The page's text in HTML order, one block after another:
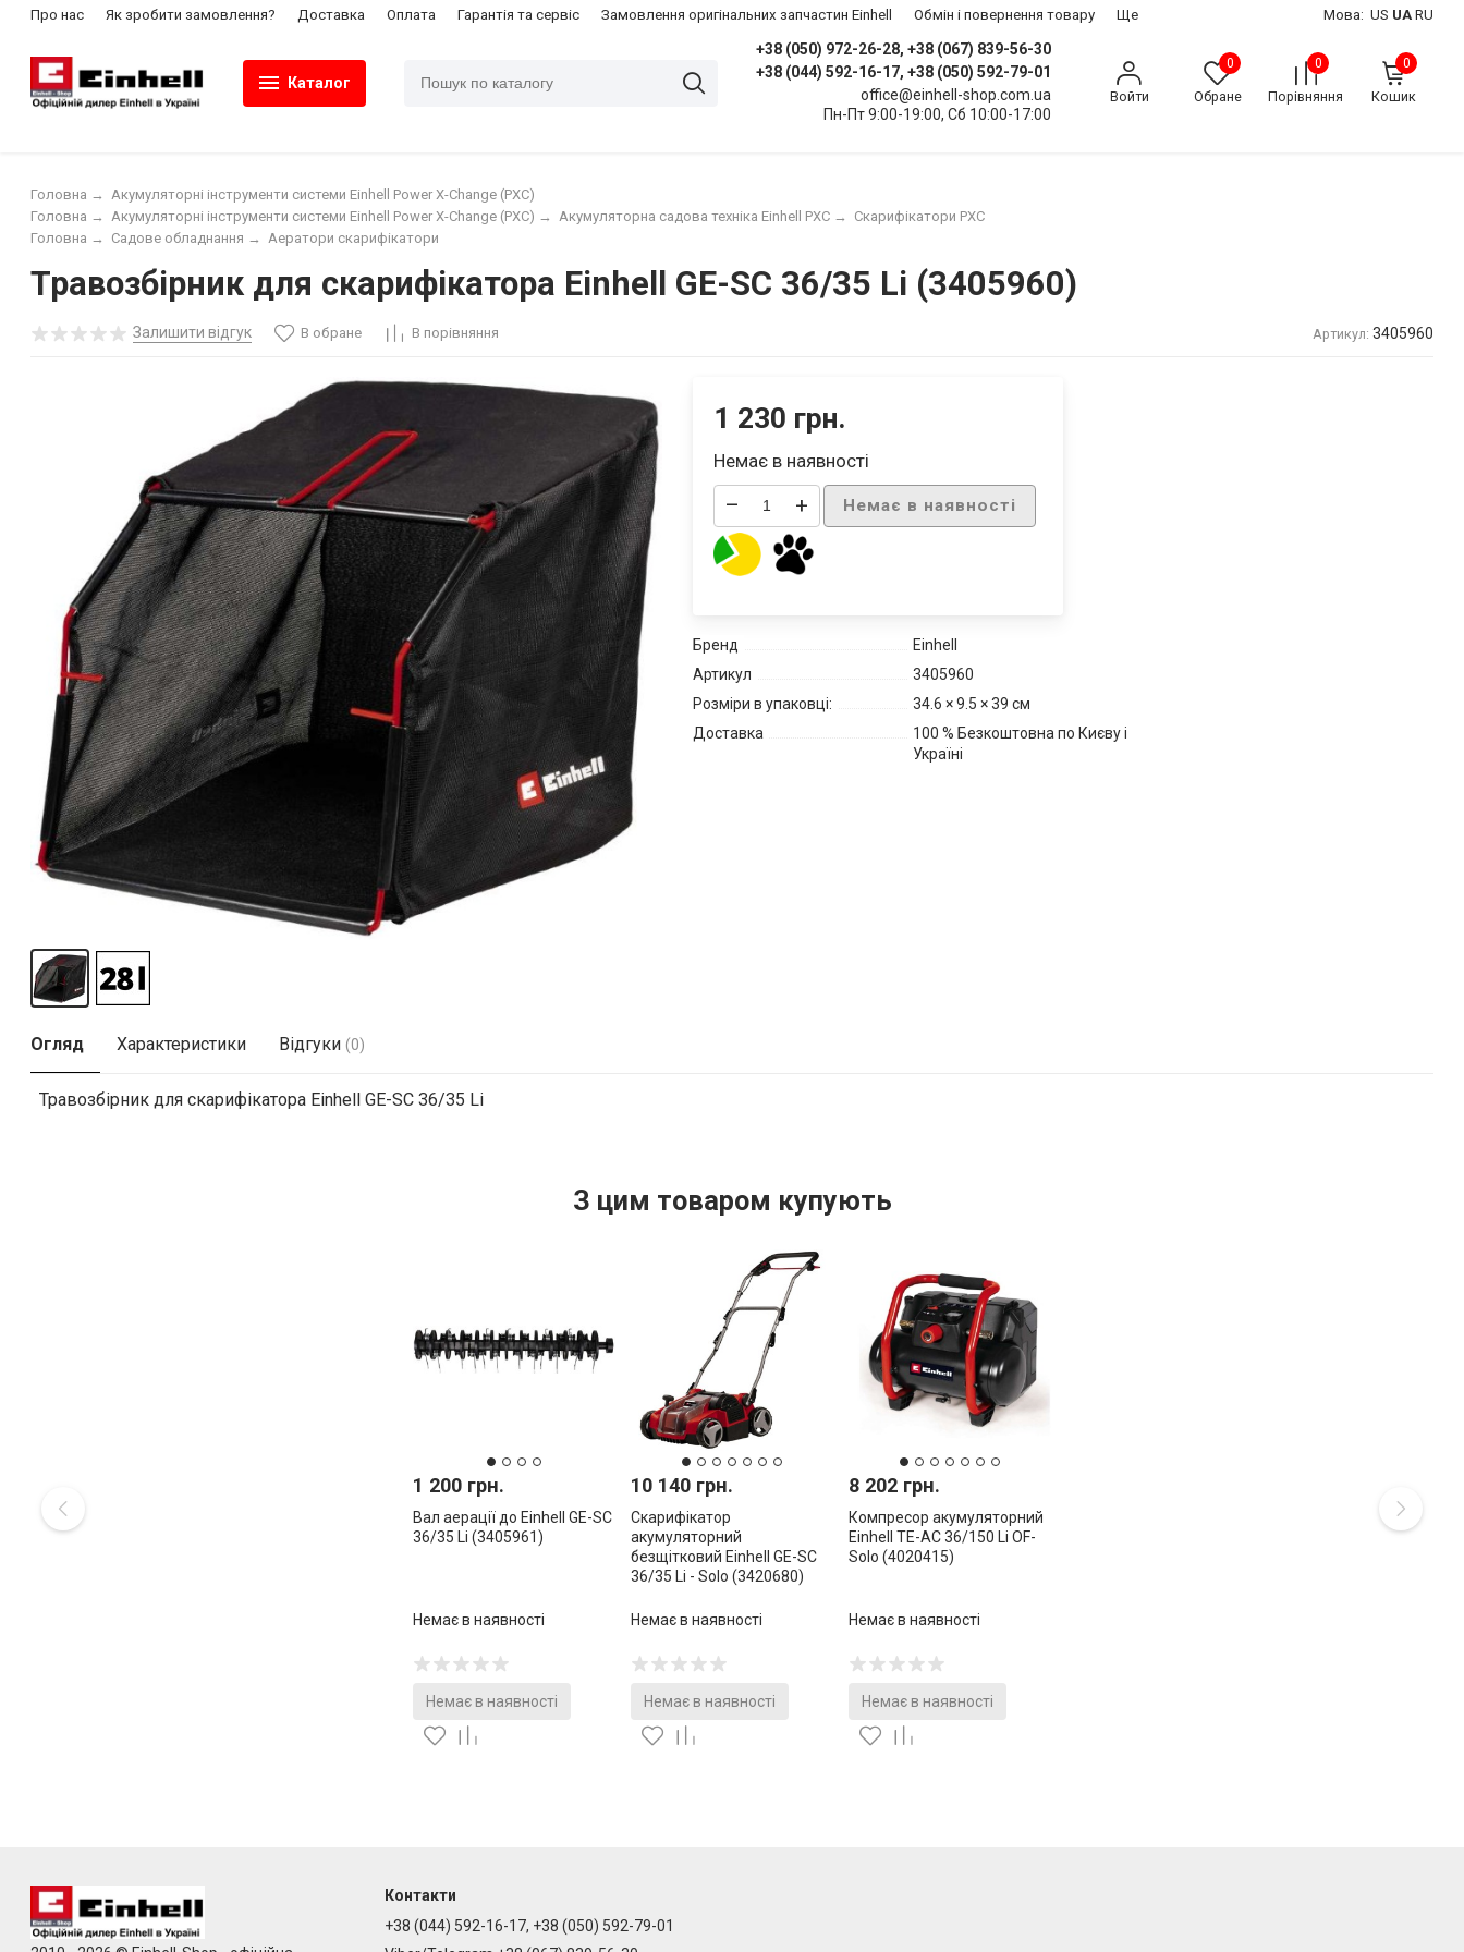
Про нас Як зробити замовлення? Доставка Оплата Гарантія та сервіс Замовлення оригінальних запчастин Einhell ​Обмін і повернення товару Ще Мова: US UA RU
Каталог
+38 (050) 972-26-28, +38 (067) 839-56-30
+38 (044) 592-16-17, +38 (050) 592-79-01
office@einhell-shop.com.ua
Пн-Пт 9:00-19:00, Сб 10:00-17:00
Войти
0
Обране
0
Порівняння
0
Кошик
Головна →
Акумуляторні інструменти системи Einhell Power X-Change (PXC)
Скарифікатори PXC
Акумуляторна садова техніка Einhell PXC →
Акумуляторні інструменти системи Einhell Power X-Change (PXC) →
Головна →
Аератори скарифікатори
Садове обладнання →
Головна →
Травозбірник для скарифікатора Einhell GE-SC 36/35 Li (3405960)
Залишити відгук В обране В порівняння Артикул: 3405960
1 230 грн.
Немає в наявності
– + Немає в наявності
Бренд
Einhell
Артикул
3405960
Розміри в упаковці:
34.6 × 9.5 × 39 см
Доставка
100 % Безкоштовна по Києву і
Україні
Огляд Характеристики Відгуки (0)
Травозбірник для скарифікатора Einhell GE-SC 36/35 Li
З цим товаром купують
1 200 грн.
Вал аерації до Einhell GE-SC
36/35 Li (3405961)
Немає в наявності
Немає в наявності
10 140 грн.
Скарифікатор
акумуляторний
безщітковий Einhell GE-SC
36/35 Li - Solo (3420680)
Немає в наявності
Немає в наявності
8 202 грн.
Компресор акумуляторний
Einhell TE-AC 36/150 Li OF-
Solo (4020415)
Немає в наявності
Немає в наявності
Контакти
+38 (044) 592-16-17, +38 (050) 592-79-01